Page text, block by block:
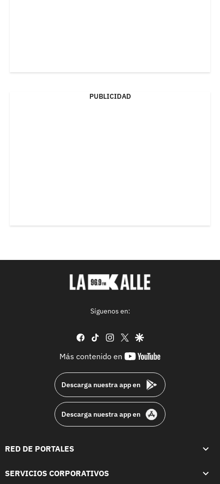
PUBLICIDAD
Síguenos en:
facebook
tiktok instagram
twittergoogle
Más contenido en
youtube-
Descarga nuestra app en
Descarga nuestra app en
RED DE PORTALES
SERVICIOS CORPORATIVOS